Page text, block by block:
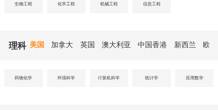
生物工程 化学工程 机械工程 信息工程
理科 美国 加拿大 英国 澳大利亚 中国香港 新西兰 欧洲
药物化学 环境科学 计算机科学 统计学 应用数学